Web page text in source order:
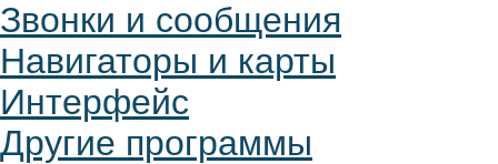
Звонки и сообщения
Навигаторы и карты
Интерфейс
Другие программы